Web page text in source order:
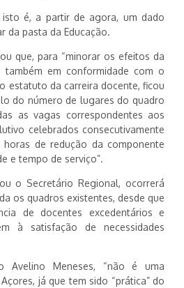
é, a partir de agora, um dado
da pasta da Educação.
que, para “minorar os efeitos da
também em conformidade com o
estatuto da carreira docente, ficou
do número de lugares do quadro
as vagas correspondentes aos
celebrados consecutivamente
de redução da componente
e tempo de serviço”.
o Secretário Regional, ocorrerá
os quadros existentes, desde que
de docentes excedentários e
à satisfação de necessidades
Avelino Meneses, “não é uma
já que tem sido “prática” do